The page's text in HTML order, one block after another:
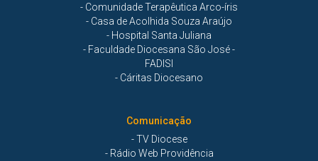
- Comunidade Terapêutica Arco-íris
- Casa de Acolhida Souza Araújo
- Hospital Santa Juliana
- Faculdade Diocesana São José -
FADISI
- Cáritas Diocesano
Comunicação
- TV Diocese
- Rádio Web Providência